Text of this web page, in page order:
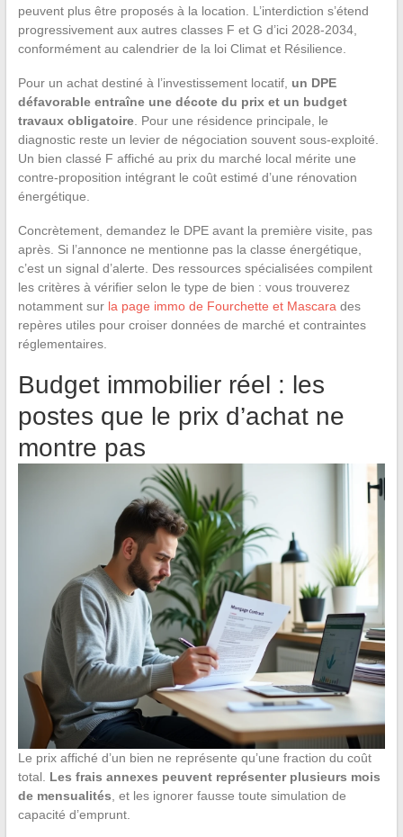
peuvent plus être proposés à la location. L’interdiction s’étend
progressivement aux autres classes F et G d’ici 2028-2034,
conformément au calendrier de la loi Climat et Résilience.
Pour un achat destiné à l’investissement locatif, un DPE
défavorable entraîne une décote du prix et un budget
travaux obligatoire. Pour une résidence principale, le
diagnostic reste un levier de négociation souvent sous-exploité.
Un bien classé F affiché au prix du marché local mérite une
contre-proposition intégrant le coût estimé d’une rénovation
énergétique.
Concrètement, demandez le DPE avant la première visite, pas
après. Si l’annonce ne mentionne pas la classe énergétique,
c’est un signal d’alerte. Des ressources spécialisées compilent
les critères à vérifier selon le type de bien : vous trouverez
notamment sur la page immo de Fourchette et Mascara des
repères utiles pour croiser données de marché et contraintes
réglementaires.
Budget immobilier réel : les
postes que le prix d’achat ne
montre pas
Le prix affiché d’un bien ne représente qu’une fraction du coût
total. Les frais annexes peuvent représenter plusieurs mois
de mensualités, et les ignorer fausse toute simulation de
capacité d’emprunt.